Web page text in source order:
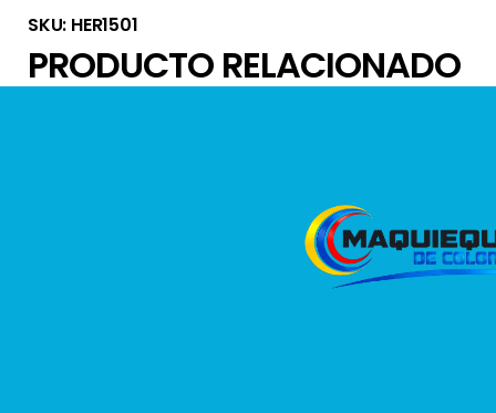
SKU: HER1501
PRODUCTO RELACIONADO